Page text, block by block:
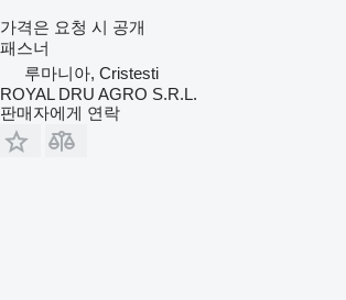
가격은 요청 시 공개
패스너
루마니아, Cristesti
ROYAL DRU AGRO S.R.L.
판매자에게 연락